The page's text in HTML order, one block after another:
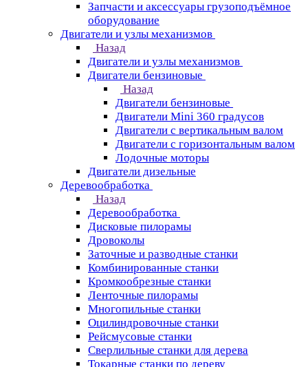
Запчасти и аксессуары грузоподъёмное
оборудование
Двигатели и узлы механизмов
Назад
Двигатели и узлы механизмов
Двигатели бензиновые
Назад
Двигатели бензиновые
Двигатели Mini 360 градусов
Двигатели с вертикальным валом
Двигатели с горизонтальным валом
Лодочные моторы
Двигатели дизельные
Деревообработка
Назад
Деревообработка
Дисковые пилорамы
Дровоколы
Заточные и разводные станки
Комбинированные станки
Кромкообрезные станки
Ленточные пилорамы
Многопильные станки
Оцилиндровочные станки
Рейсмусовые станки
Сверлильные станки для дерева
Токарные станки по дереву